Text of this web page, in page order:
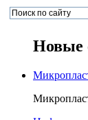
Новые